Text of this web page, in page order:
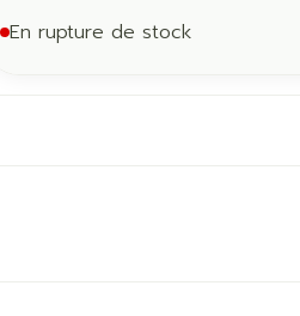
En rupture de stock